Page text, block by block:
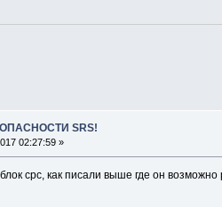
SRS!
02:27:59 »
срс, как писали выше где он